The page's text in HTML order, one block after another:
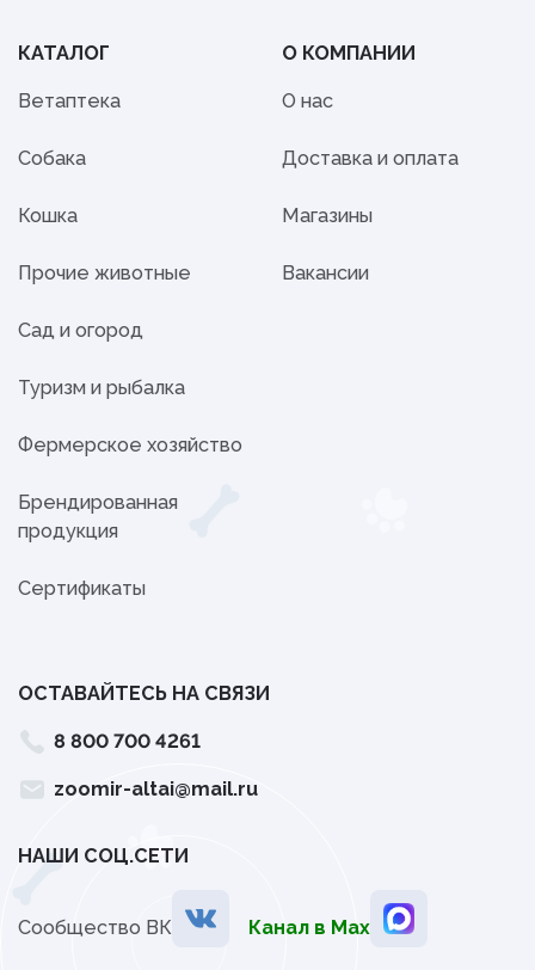
КАТАЛОГ
Ветаптека
Собака
Кошка
Прочие животные
Сад и огород
Туризм и рыбалка
Фермерское хозяйство
Брендированная
продукция
Сертификаты
О КОМПАНИИ
О нас
Доставка и оплата
Магазины
Вакансии
ОСТАВАЙТЕСЬ НА СВЯЗИ
8 800 700 4261
zoomir-altai@mail.ru
НАШИ СОЦ.СЕТИ
Сообщество ВК Канал в Мах